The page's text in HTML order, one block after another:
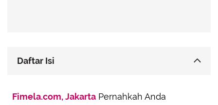
Daftar Isi
Perubahan Warna dan Munculnya Endapan
Fimela.com, Jakarta Pernahkah Anda